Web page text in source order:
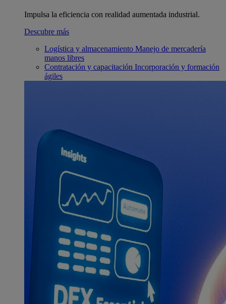
Impulsa la eficiencia con realidad aumentada industrial.
Descubre más
Logística y almacenamiento Manejo de mercadería
manos libres
Contratación y capacitación Incorporación y formación
ágiles